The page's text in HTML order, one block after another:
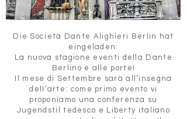
Die Società Dante Alighieri Berlin hat
eingeladen:
La nuova stagione eventi della Dante
Berlino è alle porte!
Il mese di Settembre sarà all’insegna
dell’arte: come primo evento vi
proponiamo una conferenza su
Jugendstil tedesco e Liberty italiano